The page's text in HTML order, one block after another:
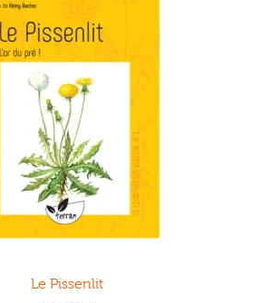
Le Pissenlit